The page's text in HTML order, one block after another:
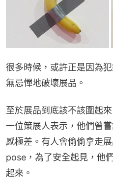
很多時候，或許正是因為
無忌憚地破壞展品。
至於展品到底該不該圍起
一位策展人表示，他們曾
感極差。有人會偷偷拿走
pose，為了安全起見，他
起來。‍‍‍‍‍‍